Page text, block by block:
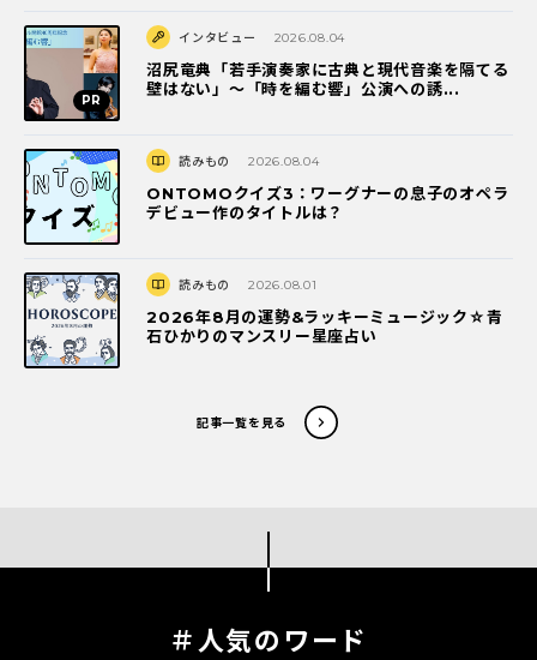
インタビュー 2026.08.04
沼尻竜典「若手演奏家に古典と現代音楽を隔てる
壁はない」～「時を編む響」公演への誘...
読みもの 2026.08.04
ONTOMOクイズ3：ワーグナーの息子のオペラ
デビュー作のタイトルは？
読みもの 2026.08.01
2026年8月の運勢&ラッキーミュージック☆青
石ひかりのマンスリー星座占い
記事一覧を見る
＃人気のワード